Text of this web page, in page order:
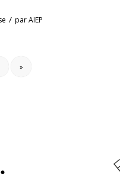
/ parAIEP
»